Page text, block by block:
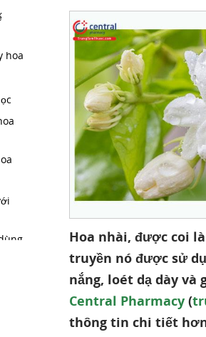
hoa
Hoa nhài, được coi
truyền nó được sử
nắng, loét dạ dày và
Central Pharmacy(
thông tin chi tiết